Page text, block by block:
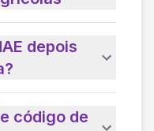
depois
código de